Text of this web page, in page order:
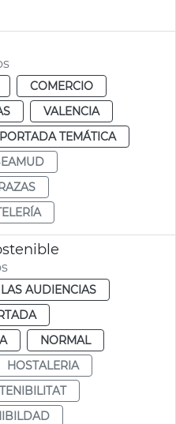
COMERCIO
VALENCIA
TEMÁTICA
AUDIENCIAS
NORMAL
HOSTALERIA